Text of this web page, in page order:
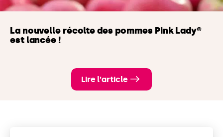
La nouvelle récolte des pommes Pink Lady®
est lancée !
Lire l'article